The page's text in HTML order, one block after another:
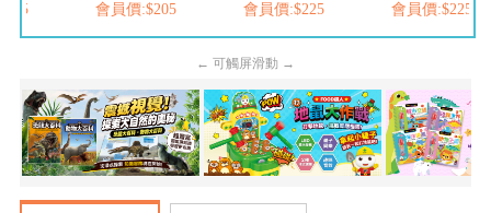
會員價:$205
會員價:$225
會員價:$225
← 可觸屏滑動 →